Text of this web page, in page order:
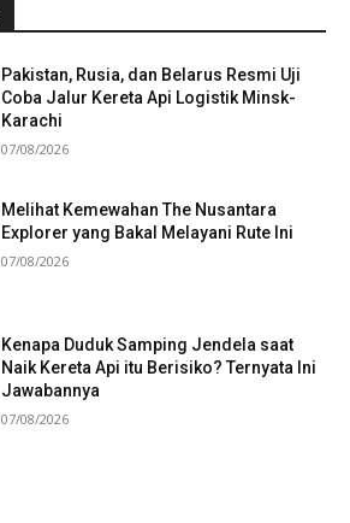
Pakistan, Rusia, dan Belarus Resmi Uji
Coba Jalur Kereta Api Logistik Minsk-
Karachi
07/08/2026
Melihat Kemewahan The Nusantara
Explorer yang Bakal Melayani Rute Ini
07/08/2026
Kenapa Duduk Samping Jendela saat
Naik Kereta Api itu Berisiko? Ternyata Ini
Jawabannya
07/08/2026